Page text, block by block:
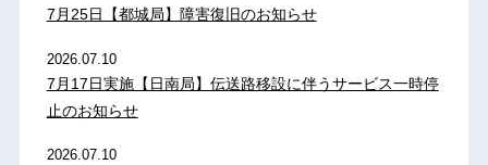
7月25日【都城局】障害復旧のお知らせ
2026.07.10
7月17日実施【日南局】伝送路移設に伴うサービス一時停
止のお知らせ
2026.07.10